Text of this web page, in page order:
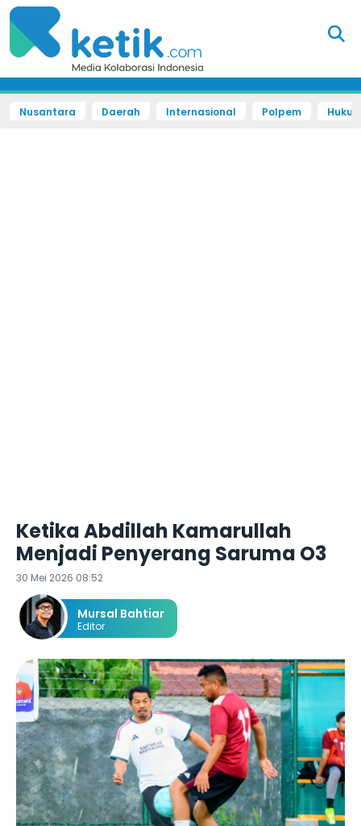
Nusantara Daerah Internasional Polpem
Ketika Abdillah Kamarullah
Menjadi Penyerang Saruma O3
30 Mei 2026 08:52
Mursal Bahtiar
Editor